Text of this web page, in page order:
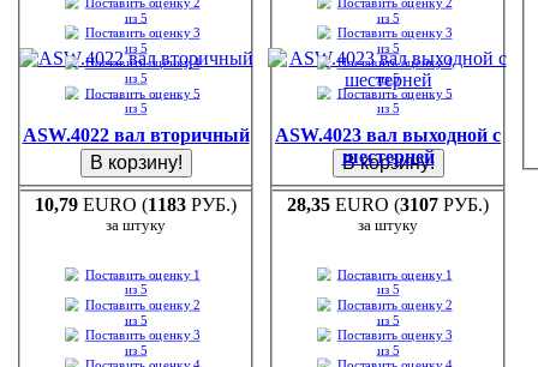
ASW.4022 вал вторичный
10,79 EURO (1183 РУБ.)
за штуку
ASW.4023 вал выходной с
шестерней
28,35 EURO (3107 РУБ.)
за штуку